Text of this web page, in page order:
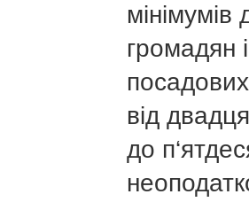
мінімумів
громадян
від
до